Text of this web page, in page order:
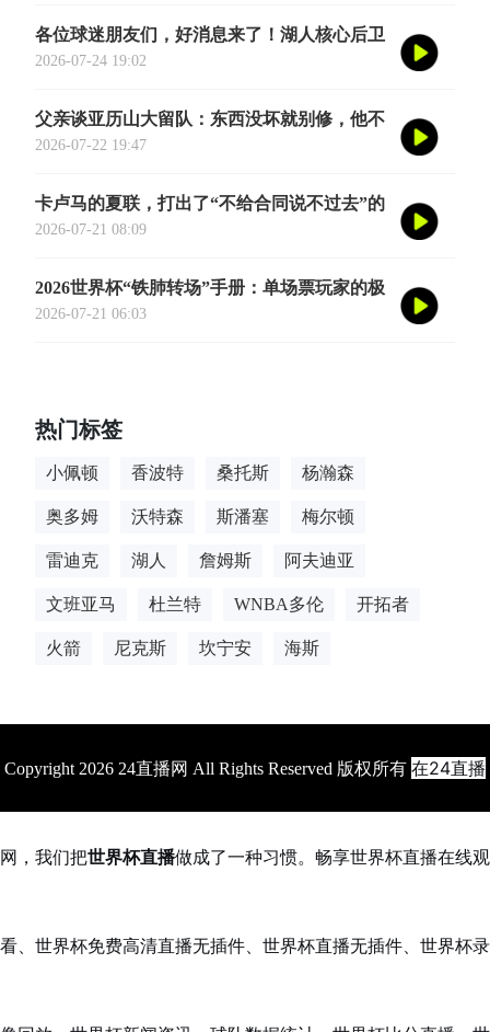
各位球迷朋友们，好消息来了！湖人核心后卫
奥斯汀·里夫斯的2026中国行「紫金之旅」正
2026-07-24 19:02
父亲谈亚历山大留队：东西没坏就别修，他不
会被夜生活诱惑走
2026-07-22 19:47
卡卢马的夏联，打出了“不给合同说不过去”的
数据
2026-07-21 08:09
2026世界杯“铁肺转场”手册：单场票玩家的极
限跨城生存法则
2026-07-21 06:03
热门标签
小佩顿 香波特 桑托斯 杨瀚森
奥多姆 沃特森 斯潘塞 梅尔顿
雷迪克 湖人 詹姆斯 阿夫迪亚
文班亚马 杜兰特 WNBA多伦 开拓者
火箭 尼克斯 坎宁安 海斯
Copyright 2026 24直播网 All Rights Reserved 版权所有 在24直播
网，我们把世界杯直播做成了一种习惯。畅享世界杯直播在线观
看、世界杯免费高清直播无插件、世界杯直播无插件、世界杯录